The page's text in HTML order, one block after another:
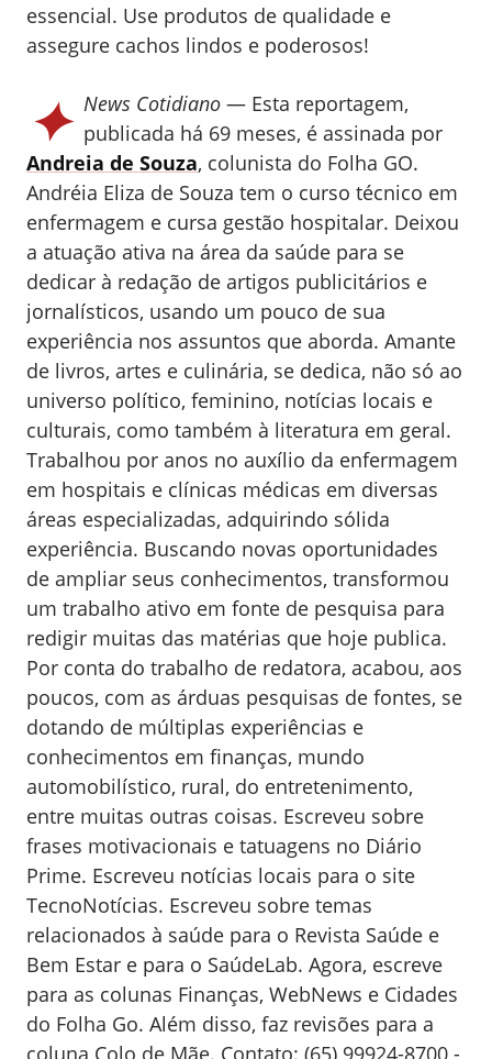
essencial. Use produtos de qualidade e
assegure cachos lindos e poderosos!
✦ News Cotidiano — Esta reportagem,
publicada há 69 meses, é assinada por
Andreia de Souza, colunista do Folha GO.
Andréia Eliza de Souza tem o curso técnico em
enfermagem e cursa gestão hospitalar. Deixou
a atuação ativa na área da saúde para se
dedicar à redação de artigos publicitários e
jornalísticos, usando um pouco de sua
experiência nos assuntos que aborda. Amante
de livros, artes e culinária, se dedica, não só ao
universo político, feminino, notícias locais e
culturais, como também à literatura em geral.
Trabalhou por anos no auxílio da enfermagem
em hospitais e clínicas médicas em diversas
áreas especializadas, adquirindo sólida
experiência. Buscando novas oportunidades
de ampliar seus conhecimentos, transformou
um trabalho ativo em fonte de pesquisa para
redigir muitas das matérias que hoje publica.
Por conta do trabalho de redatora, acabou, aos
poucos, com as árduas pesquisas de fontes, se
dotando de múltiplas experiências e
conhecimentos em finanças, mundo
automobilístico, rural, do entretenimento,
entre muitas outras coisas. Escreveu sobre
frases motivacionais e tatuagens no Diário
Prime. Escreveu notícias locais para o site
TecnoNotícias. Escreveu sobre temas
relacionados à saúde para o Revista Saúde e
Bem Estar e para o SaúdeLab. Agora, escreve
para as colunas Finanças, WebNews e Cidades
do Folha Go. Além disso, faz revisões para a
coluna Colo de Mãe. Contato: (65) 99924-8700 -